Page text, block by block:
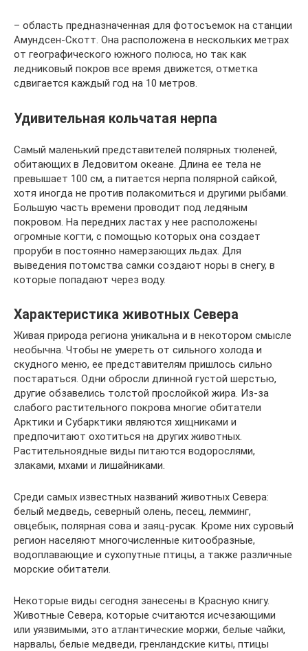
– область предназначенная для фотосъемок на станции
Амундсен-Скотт. Она расположена в нескольких метрах
от географического южного полюса, но так как
ледниковый покров все время движется, отметка
сдвигается каждый год на 10 метров.
Удивительная кольчатая нерпа
Самый маленький представителей полярных тюленей,
обитающих в Ледовитом океане. Длина ее тела не
превышает 100 см, а питается нерпа полярной сайкой,
хотя иногда не против полакомиться и другими рыбами.
Большую часть времени проводит под ледяным
покровом. На передних ластах у нее расположены
огромные когти, с помощью которых она создает
проруби в постоянно намерзающих льдах. Для
выведения потомства самки создают норы в снегу, в
которые попадают через воду.
Характеристика животных Севера
Живая природа региона уникальна и в некотором смысле
необычна. Чтобы не умереть от сильного холода и
скудного меню, ее представителям пришлось сильно
постараться. Одни обросли длинной густой шерстью,
другие обзавелись толстой прослойкой жира. Из-за
слабого растительного покрова многие обитатели
Арктики и Субарктики являются хищниками и
предпочитают охотиться на других животных.
Растительноядные виды питаются водорослями,
злаками, мхами и лишайниками.
Среди самых известных названий животных Севера:
белый медведь, северный олень, песец, лемминг,
овцебык, полярная сова и заяц-русак. Кроме них суровый
регион населяют многочисленные китообразные,
водоплавающие и сухопутные птицы, а также различные
морские обитатели.
Некоторые виды сегодня занесены в Красную книгу.
Животные Севера, которые считаются исчезающими
или уязвимыми, это атлантические моржи, белые чайки,
нарвалы, белые медведи, гренландские киты, птицы